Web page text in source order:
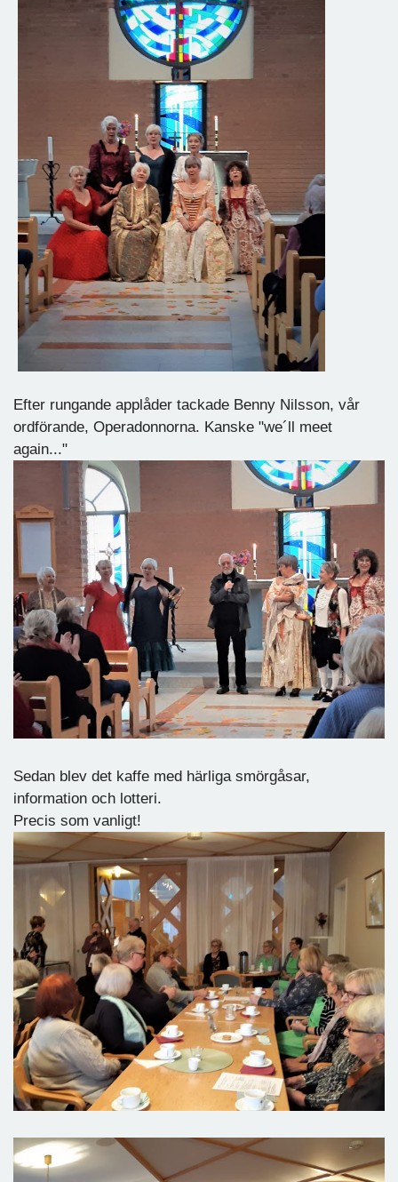
Efter rungande applåder tackade Benny Nilsson, vår
ordförande, Operadonnorna. Kanske "we´ll meet
again..."
Sedan blev det kaffe med härliga smörgåsar,
information och lotteri.
Precis som vanligt!